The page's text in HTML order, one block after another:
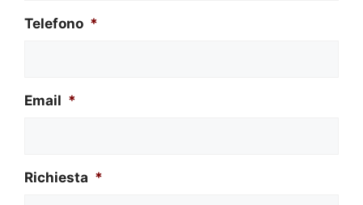
Telefono *
Email *
Richiesta *